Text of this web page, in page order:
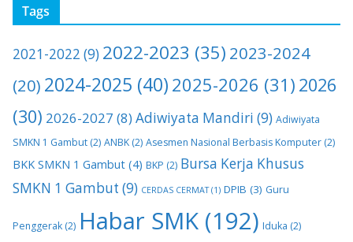
Tags
2021-2022 (9) 2022-2023 (35) 2023-2024
(20) 2024-2025 (40) 2025-2026 (31) 2026
(30) 2026-2027 (8) Adiwiyata Mandiri (9) Adiwiyata
SMKN 1 Gambut (2) ANBK (2) Asesmen Nasional Berbasis Komputer (2)
BKK SMKN 1 Gambut (4) BKP (2) Bursa Kerja Khusus
SMKN 1 Gambut (9) CERDAS CERMAT(1) DPIB (3) Guru
Penggerak (2) Habar SMK (192) Iduka (2)